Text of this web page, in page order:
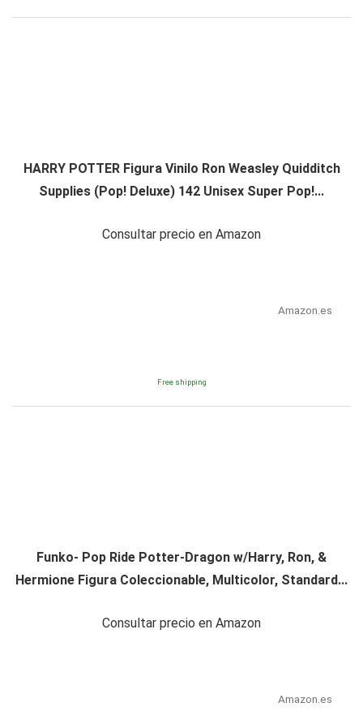
HARRY POTTER Figura Vinilo Ron Weasley Quidditch
Supplies (Pop! Deluxe) 142 Unisex Super Pop!...
Consultar precio en Amazon
Amazon.es
Free shipping
Funko- Pop Ride Potter-Dragon w/Harry, Ron, &
Hermione Figura Coleccionable, Multicolor, Standard...
Consultar precio en Amazon
Amazon.es